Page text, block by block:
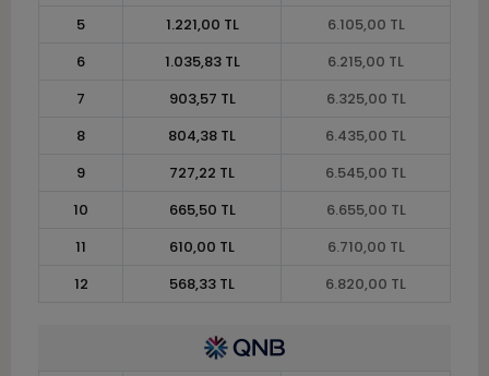
5
1.221,00 TL
6.105,00 TL
6
1.035,83 TL
6.215,00 TL
7
903,57 TL
6.325,00 TL
8
804,38 TL
6.435,00 TL
9
727,22 TL
6.545,00 TL
10
665,50 TL
6.655,00 TL
11
610,00 TL
6.710,00 TL
12
568,33 TL 6.820,00 TL